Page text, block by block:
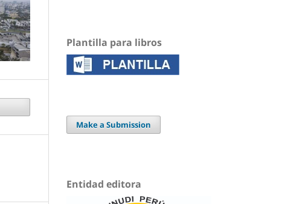
Plantilla para libros
Make a Submission
Entidad editora